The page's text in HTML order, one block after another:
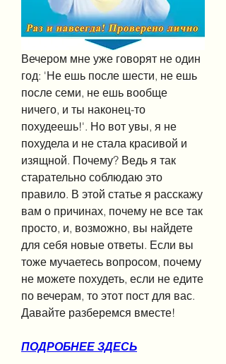
Вечером мне уже говорят не один
год: 'Не ешь после шести, не ешь
после семи, не ешь вообще
ничего, и ты наконец-то
похудеешь!'. Но вот увы, я не
похудела и не стала красивой и
изящной. Почему? Ведь я так
старательно соблюдаю это
правило. В этой статье я расскажу
вам о причинах, почему не все так
просто, и, возможно, вы найдете
для себя новые ответы. Если вы
тоже мучаетесь вопросом, почему
не можете похудеть, если не едите
по вечерам, то этот пост для вас.
Давайте разберемся вместе!
ПОДРОБНЕЕ ЗДЕСЬ